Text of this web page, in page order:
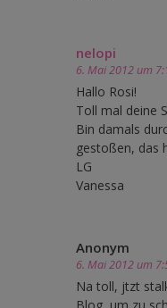
nelopi
6. Mai 2012 um
Hallo Rosi!
Toll mal deine
Bin damals
gestoßen, das
LG
Vanessa
Anonym
6. Mai 2012 um
Na toll, jtzt